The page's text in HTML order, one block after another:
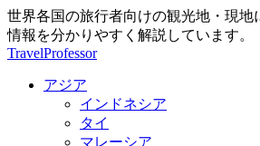
世界各国の旅行者向けの観光地・現地
情報を分かりやすく解説しています。
TravelProfessor
アジア
インドネシア
タイ
マレーシア